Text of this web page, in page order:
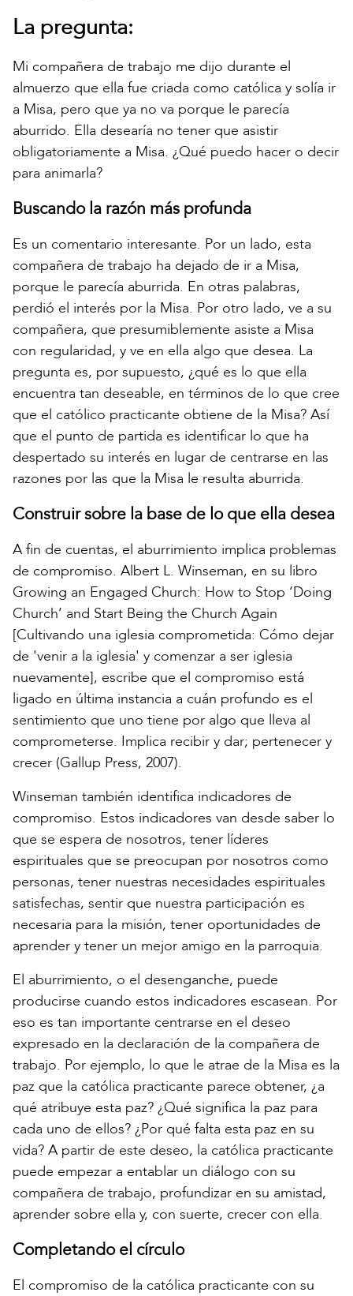
La pregunta:
Mi compañera de trabajo me dijo durante el
almuerzo que ella fue criada como católica y solía ir
a Misa, pero que ya no va porque le parecía
aburrido. Ella desearía no tener que asistir
obligatoriamente a Misa. ¿Qué puedo hacer o decir
para animarla?
Buscando la razón más profunda
Es un comentario interesante. Por un lado, esta
compañera de trabajo ha dejado de ir a Misa,
porque le parecía aburrida. En otras palabras,
perdió el interés por la Misa. Por otro lado, ve a su
compañera, que presumiblemente asiste a Misa
con regularidad, y ve en ella algo que desea. La
pregunta es, por supuesto, ¿qué es lo que ella
encuentra tan deseable, en términos de lo que cree
que el católico practicante obtiene de la Misa? Así
que el punto de partida es identificar lo que ha
despertado su interés en lugar de centrarse en las
razones por las que la Misa le resulta aburrida.
Construir sobre la base de lo que ella desea
A fin de cuentas, el aburrimiento implica problemas
de compromiso. Albert L. Winseman, en su libro
Growing an Engaged Church: How to Stop ‘Doing
Church’ and Start Being the Church Again
[Cultivando una iglesia comprometida: Cómo dejar
de 'venir a la iglesia' y comenzar a ser iglesia
nuevamente], escribe que el compromiso está
ligado en última instancia a cuán profundo es el
sentimiento que uno tiene por algo que lleva al
comprometerse. Implica recibir y dar; pertenecer y
crecer (Gallup Press, 2007).
Winseman también identifica indicadores de
compromiso. Estos indicadores van desde saber lo
que se espera de nosotros, tener líderes
espirituales que se preocupan por nosotros como
personas, tener nuestras necesidades espirituales
satisfechas, sentir que nuestra participación es
necesaria para la misión, tener oportunidades de
aprender y tener un mejor amigo en la parroquia.
El aburrimiento, o el desenganche, puede
producirse cuando estos indicadores escasean. Por
eso es tan importante centrarse en el deseo
expresado en la declaración de la compañera de
trabajo. Por ejemplo, lo que le atrae de la Misa es la
paz que la católica practicante parece obtener, ¿a
qué atribuye esta paz? ¿Qué significa la paz para
cada uno de ellos? ¿Por qué falta esta paz en su
vida? A partir de este deseo, la católica practicante
puede empezar a entablar un diálogo con su
compañera de trabajo, profundizar en su amistad,
aprender sobre ella y, con suerte, crecer con ella.
Completando el círculo
El compromiso de la católica practicante con su